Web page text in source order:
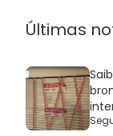
Últimas